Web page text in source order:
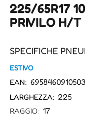
225/65R17
PRIVILO H/T
SPECIFICHE
ESTIVO
EAN: 6958460910503
LARGHEZZA: 225
RAGGIO: 17